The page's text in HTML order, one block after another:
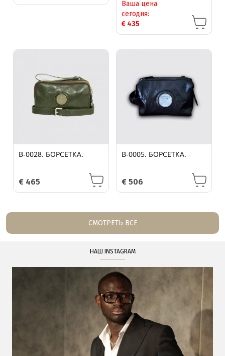
Ваша цена
сегодня:
€ 435
B-0028. БОРСЕТКА.
€ 465
B-0005. БОРСЕТКА.
€ 506
СМОТРЕТЬ ВСЁ
НАШ INSTAGRAM